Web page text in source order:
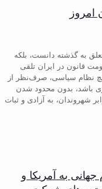
امروز
به گذشته دانست، بلکه
قانون در ایران تلقی
نظام سیاسی، صرف‌نظر از
باشد، بدون محدود شدن
شهروندان، به آزادی و ثبات
به آمریکا و